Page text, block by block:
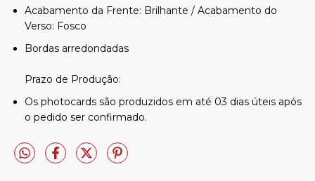
Acabamento da Frente: Brilhante / Acabamento do
Verso: Fosco
Bordas arredondadas
Prazo de Produção:
Os photocards são produzidos em até 03 dias úteis após
o pedido ser confirmado.